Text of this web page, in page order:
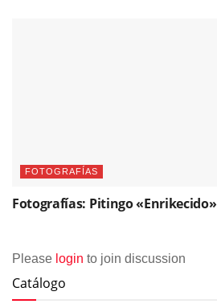
FOTOGRAFÍAS
Fotografías: Pitingo «Enrikecido»
Please login to join discussion
Catálogo